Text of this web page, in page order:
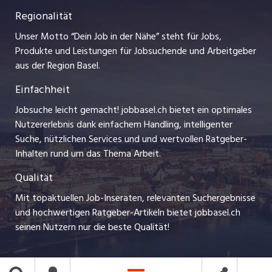
Lehrstellen
Ferienjobs
Management / Kader-Jobs
Arbeitgeber
Jobline
Impressum
Stellenmeldepflicht
Bewerber-Cockpit
myjob.ch
jobzüri.ch
ajourjob.ch
bzbasel.ch
CH Media
Regionalität
Unser Motto “Dein Job in der Nähe” steht für Jobs,
Produkte und Leistungen für Jobsuchende und Arbeitgeber
aus der Region Basel.
Einfachheit
Jobsuche leicht gemacht! jobbasel.ch bietet ein optimales
Nutzererlebnis dank einfachem Handling, intelligenter
Suche, nützlichen Services und und wertvollen Ratgeber-
Inhalten rund um das Thema Arbeit.
Qualität
Mit topaktuellen Job-Inseraten, relevanten Suchergebnisse
und hochwertigen Ratgeber-Artikeln bietet jobbasel.ch
seinen Nutzern nur die beste Qualität!